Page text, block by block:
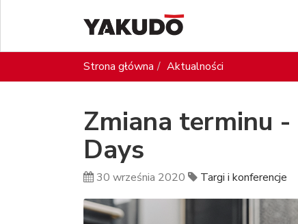
Strona główna Aktualności
Zmiana terminu
Days
30 września 2020 Targi i konferencje